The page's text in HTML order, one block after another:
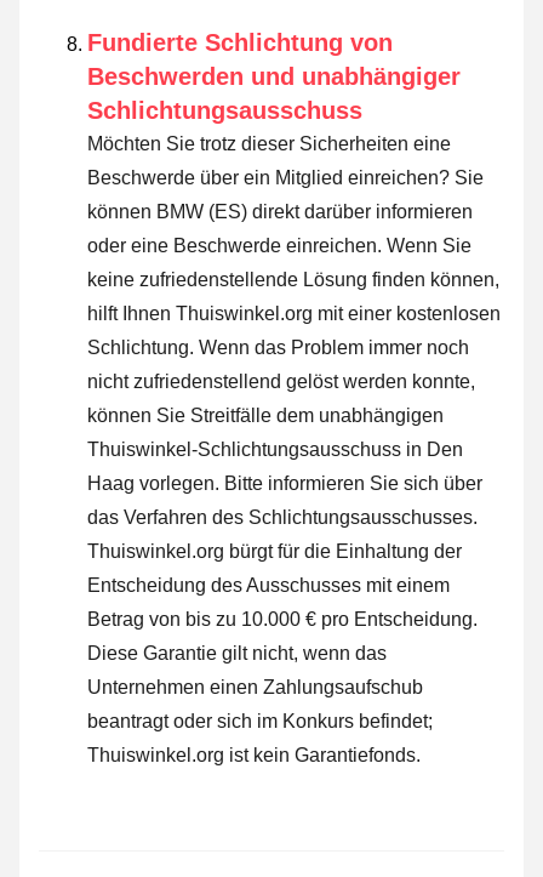
Fundierte Schlichtung von
Beschwerden und unabhängiger
Schlichtungsausschuss
Möchten Sie trotz dieser Sicherheiten eine
Beschwerde über ein Mitglied einreichen? Sie
können BMW (ES) direkt darüber informieren
oder eine Beschwerde einreichen. Wenn Sie
keine zufriedenstellende Lösung finden können,
hilft Ihnen Thuiswinkel.org mit einer kostenlosen
Schlichtung. Wenn das Problem immer noch
nicht zufriedenstellend gelöst werden konnte,
können Sie Streitfälle dem unabhängigen
Thuiswinkel-Schlichtungsausschuss in Den
Haag vorlegen. Bitte informieren Sie sich über
das Verfahren des Schlichtungsausschusses.
Thuiswinkel.org bürgt für die Einhaltung der
Entscheidung des Ausschusses mit einem
Betrag von bis zu 10.000 € pro Entscheidung.
Diese Garantie gilt nicht, wenn das
Unternehmen einen Zahlungsaufschub
beantragt oder sich im Konkurs befindet;
Thuiswinkel.org ist kein Garantiefonds.